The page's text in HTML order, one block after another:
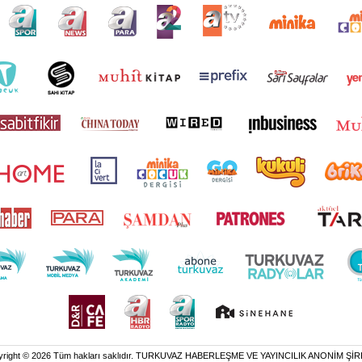
© 2026 Tüm hakları saklıdır. TURKUVAZ HABERLEŞME VE YAYINCILIK ANONİM